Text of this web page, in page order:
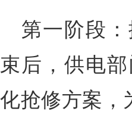
第一阶段
束后，供电
化抢修方案，